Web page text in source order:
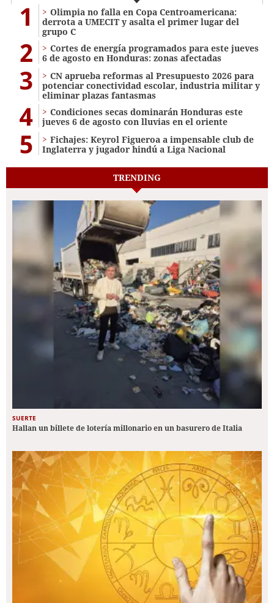
1
Olimpia no falla en Copa Centroamericana:
derrota a UMECIT y asalta el primer lugar del
grupo C
2
Cortes de energía programados para este jueves
6 de agosto en Honduras: zonas afectadas
3
CN aprueba reformas al Presupuesto 2026 para
potenciar conectividad escolar, industria militar y
eliminar plazas fantasmas
4
Condiciones secas dominarán Honduras este
jueves 6 de agosto con lluvias en el oriente
5
Fichajes: Keyrol Figueroa a impensable club de
Inglaterra y jugador hindú a Liga Nacional
TRENDING
SUERTE
Hallan un billete de lotería millonario en un basurero de Italia